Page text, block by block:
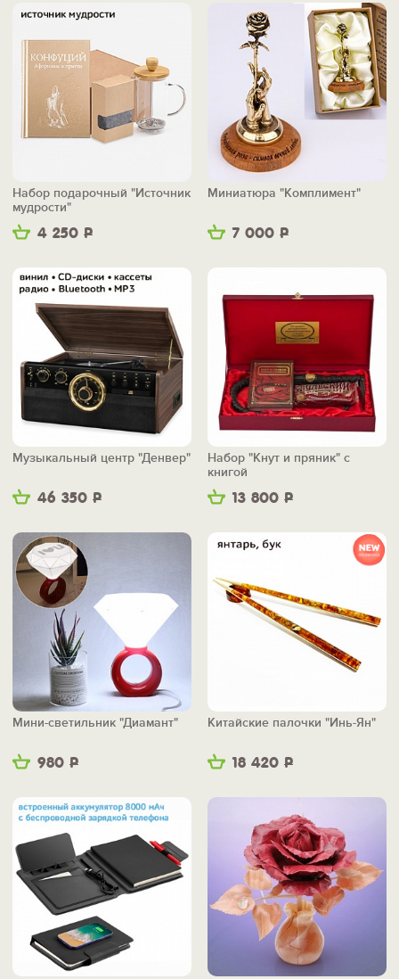
4 250 Р
Набор подарочный "Источник
мудрости"
7 000 Р
Миниатюра "Комплимент"
46 350 Р
Музыкальный центр "Денвер"
13 800 Р
Набор "Кнут и пряник" с
книгой
980 Р
Мини-светильник "Диамант"
18 420 Р
Китайские палочки "Инь-Ян"